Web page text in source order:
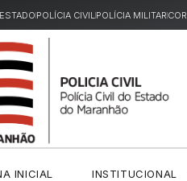
POLÍCIA CIVILPOLÍCIA MILITAR
INICIAL INSTITUCIONAL